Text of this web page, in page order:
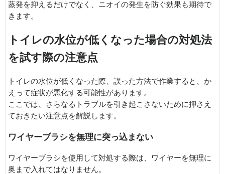
蒸発を抑えるだけでなく、ニオイの発生を防ぐ効果も期待で
きます。
トイレの水位が低くなった場合の対処法
を試す際の注意点
トイレの水位が低くなった際、誤った方法で作業すると、か
えって症状が悪化する可能性があります。
ここでは、さらなるトラブルを引き起こさないために押さえ
ておきたい注意点を解説します。
ワイヤーブラシを無理に突っ込まない
ワイヤーブラシを使用して対処する際は、ワイヤーを無理に
奥まで入れてはなりません。